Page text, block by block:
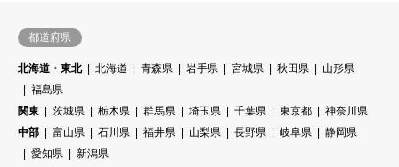
都道府県
北海道・東北 北海道 青森県 岩手県 宮城県 秋田県
山形県
福島県
関東
茨城県 栃木県 群馬県 埼玉県 千葉県 東京都
神奈川県
中部
富山県 石川県 福井県 山梨県 長野県 岐阜県
静岡県
愛知県
新潟県